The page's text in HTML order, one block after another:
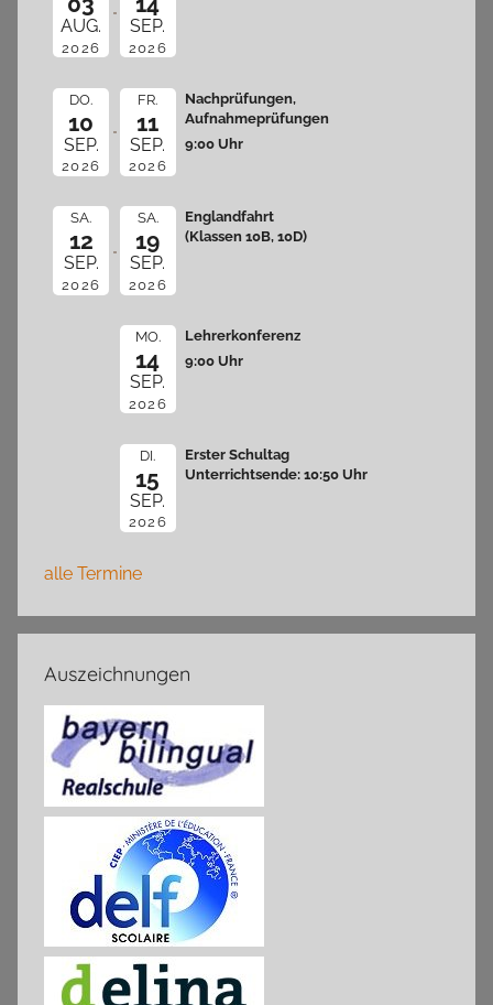
AUG.
2026
SEP.
2026
DO.
10
SEP.
2026
FR.
11
SEP.
2026
Nachprüfungen,
Aufnahmeprüfungen
9:00 Uhr
SA.
12
SEP.
2026
SA.
19
SEP.
2026
Englandfahrt
(Klassen 10B, 10D)
MO.
14
SEP.
2026
Lehrerkonferenz
9:00 Uhr
DI.
15
SEP.
2026
Erster Schultag
Unterrichtsende: 10:50 Uhr
alle Termine
Auszeichnungen